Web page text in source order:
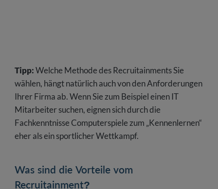
Tipp:Welche Methode des Recruitainments Sie
wählen, hängt natürlich auch von den Anforderungen
Ihrer Firma ab. Wenn Sie zum Beispiel einen IT
Mitarbeiter suchen, eignen sich durch die
Fachkenntnisse Computerspiele zum „Kennenlernen“
eher als ein sportlicher Wettkampf.
Was sind die Vorteile vom
Recruitainment?